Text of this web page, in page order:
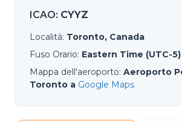
ICAO: CYYZ
Località: Toronto, Canada
Fuso Orario: Eastern Time (UTC-5)
Mappa dell'aeroporto: Aeroporto
Toronto a Google Maps